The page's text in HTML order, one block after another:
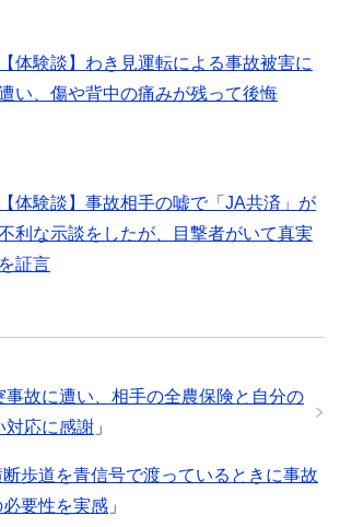
【体験談】わき見運転による事故被害に
い、傷や背中の痛みが残って後悔
【体験談】事故相手の嘘で「JA共済」が
利な示談をしたが、目撃者がいて真実
を証言
事故に遭い、相手の全農保険と自分の
対応に感謝 」
断歩道を青信号で渡っているときに事故
要性を実感 」